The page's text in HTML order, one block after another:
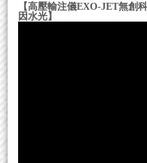
【高壓輸注儀EXO-JET無創
因水光】